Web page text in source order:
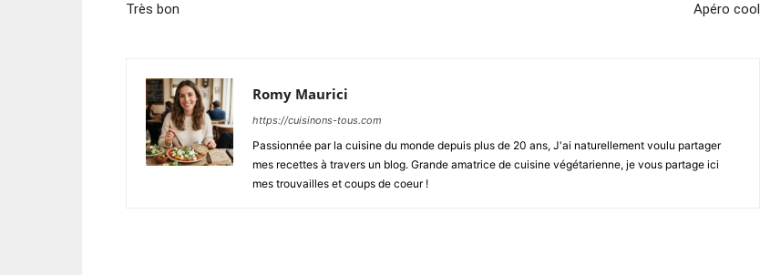
Très bon Apéro cool
Romy Maurici
https://cuisinons-tous.com
Passionnée par la cuisine du monde depuis plus de 20 ans, J'ai naturellement voulu partager
mes recettes à travers un blog. Grande amatrice de cuisine végétarienne, je vous partage ici
mes trouvailles et coups de coeur !